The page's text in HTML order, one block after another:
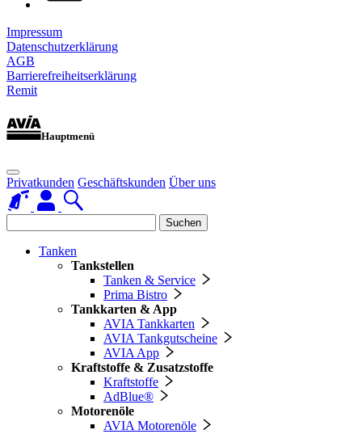
Impressum
Datenschutzerklärung
AGB
Barrierefreiheitserklärung
Remit
Hauptmenü
Privatkunden Geschäftskunden Über uns
Suchen
Tanken
Tankstellen
Tanken & Service
Prima Bistro
Tankkarten & App
AVIA Tankkarten
AVIA Tankgutscheine
AVIA App
Kraftstoffe & Zusatzstoffe
Kraftstoffe
AdBlue®
Motorenöle
AVIA Motorenöle